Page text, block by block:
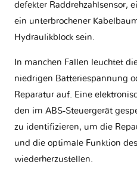
defekter Raddrehzahlsensor,
ein unterbrochener
Hydraulikblock sein.
In manchen Fällen leuchtet
niedrigen Batteriespannung
Reparatur auf. Eine
den im ABS-Steuergerät
zu identifizieren, um die
und die optimale Funktion
wiederherzustellen.